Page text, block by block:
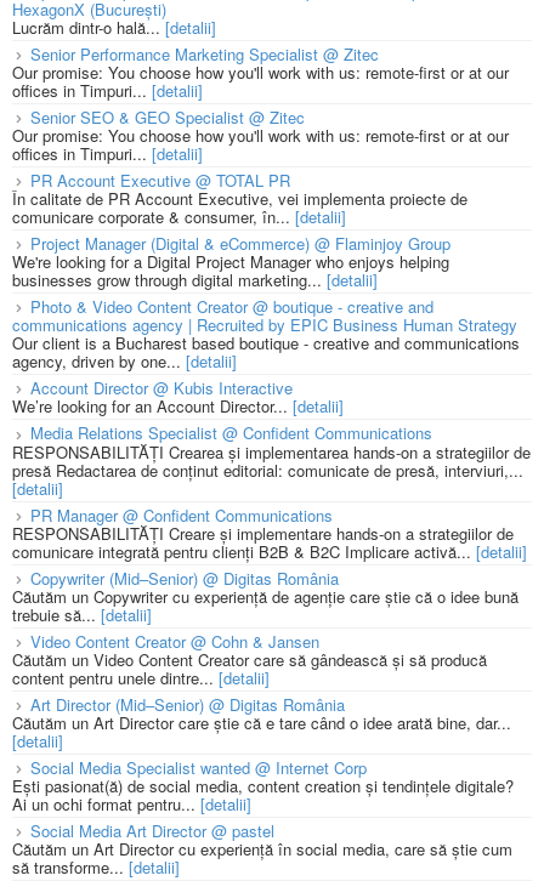
HexagonX (București)
Lucrăm dintr-o hală...[detalii]
Senior Performance Marketing Specialist @ Zitec
Our promise: You choose how you'll work with us: remote-first or at our
offices in Timpuri... [detalii]
Senior SEO & GEO Specialist @ Zitec
Our promise: You choose how you'll work with us: remote-first or at our
offices in Timpuri... [detalii]
PR Account Executive @ TOTAL PR
În calitate de PR Account Executive, vei implementa proiecte de
comunicare corporate & consumer, în... [detalii]
Project Manager (Digital & eCommerce) @ Flaminjoy Group
We're looking for a Digital Project Manager who enjoys helping
businesses grow through digital marketing... [detalii]
Photo & Video Content Creator @ boutique - creative and
communications agency | Recruited by EPIC Business Human Strategy
Our client is a Bucharest based boutique - creative and communications
agency, driven by one... [detalii]
Account Director @ Kubis Interactive
We’re looking for an Account Director... [detalii]
Media Relations Specialist @ Confident Communications
RESPONSABILITĂȚI Crearea și implementarea hands-on a strategiilor de
presă Redactarea de conținut editorial: comunicate de presă, interviuri,...
[detalii]
PR Manager @ Confident Communications
RESPONSABILITĂȚI Creare și implementare hands-on a strategiilor de
comunicare integrată pentru clienți B2B & B2C Implicare activă... [detalii]
Copywriter (Mid–Senior) @ Digitas România
Căutăm un Copywriter cu experiență de agenție care știe că o idee bună
trebuie să... [detalii]
Video Content Creator @ Cohn & Jansen
Căutăm un Video Content Creator care să gândească și să producă
content pentru unele dintre... [detalii]
Art Director (Mid–Senior) @ Digitas România
Căutăm un Art Director care știe că e tare când o idee arată bine, dar...
[detalii]
Social Media Specialist wanted @ Internet Corp
Ești pasionat(ă) de social media, content creation și tendințele digitale?
Ai un ochi format pentru... [detalii]
Social Media Art Director @ pastel
Căutăm un Art Director cu experiență în social media, care să știe cum
să transforme... [detalii]